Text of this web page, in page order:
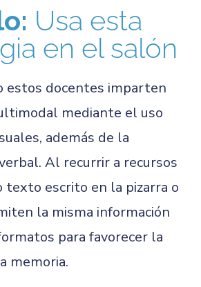
Usa esta
en el salón
estos docentes imparten
mediante el uso
además de la
Al recurrir a recursos
texto escrito en la pizarra o
la misma información
para favorecer la
memoria.